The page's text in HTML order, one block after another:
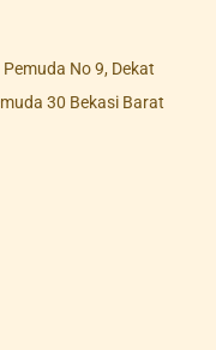
No 9, Dekat
30 Bekasi Barat